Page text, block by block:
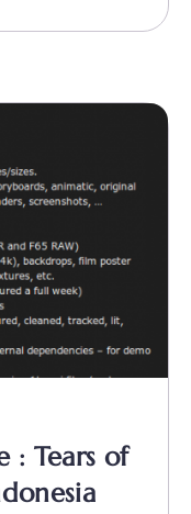
: Tears of